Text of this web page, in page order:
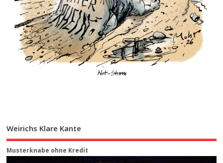
Weirichs Klare Kante
Musterknabe ohne Kredit